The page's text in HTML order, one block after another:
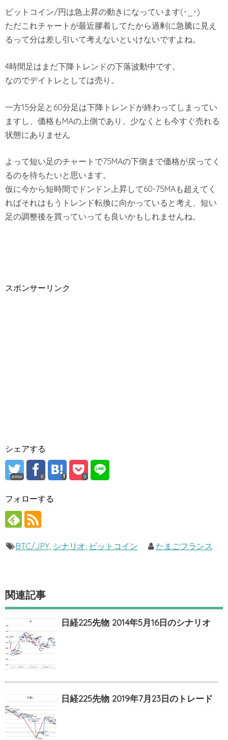
ビットコイン/円は急上昇の動きになっています(･_･)
ただこれチャートが最近膠着してたから過剰に急騰に見え
るって分は差し引いて考えないといけないですよね。
4時間足はまだ下降トレンドの下落波動中です。
なのでデイトレとしては売り。
一方15分足と60分足は下降トレンドが終わってしまってい
ますし、価格もMAの上側であり、少なくとも今すぐ売れる
状態にありません
よって短い足のチャートで75MAの下側まで価格が戻ってく
るのを待ちたいと思います。
仮に今から短時間でドンドン上昇して60-75MAも超えてく
ればそれはもうトレンド転換に向かっていると考え、短い
足の調整後を買っていっても良いかもしれませんね。
スポンサーリンク
シェアする
error 0 0
フォローする
BTC/JPY, シナリオ ビットコイン たまごフランス
関連記事
日経225先物 2014年5月16日のシナリオ
日経225先物 2019年7月23日のトレード